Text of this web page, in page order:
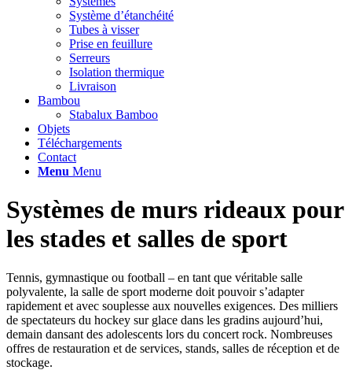
Système d’étanchéité
Tubes à visser
Prise en feuillure
Serreurs
Isolation thermique
Livraison
Bambou
Stabalux Bamboo
Objets
Téléchargements
Contact
Menu Menu
Systèmes de murs rideaux pour
les stades et salles de sport
Tennis, gymnastique ou football – en tant que véritable salle
polyvalente, la salle de sport moderne doit pouvoir s’adapter
rapidement et avec souplesse aux nouvelles exigences. Des milliers
de spectateurs du hockey sur glace dans les gradins aujourd’hui,
demain dansant des adolescents lors du concert rock. Nombreuses
offres de restauration et de services, stands, salles de réception et de
stockage.